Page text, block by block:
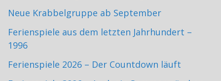
Neue Krabbelgruppe ab September
Ferienspiele aus dem letzten Jahrhundert –
1996
Ferienspiele 2026 – Der Countdown läuft